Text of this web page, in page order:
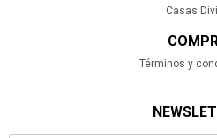
Casas
Términos y